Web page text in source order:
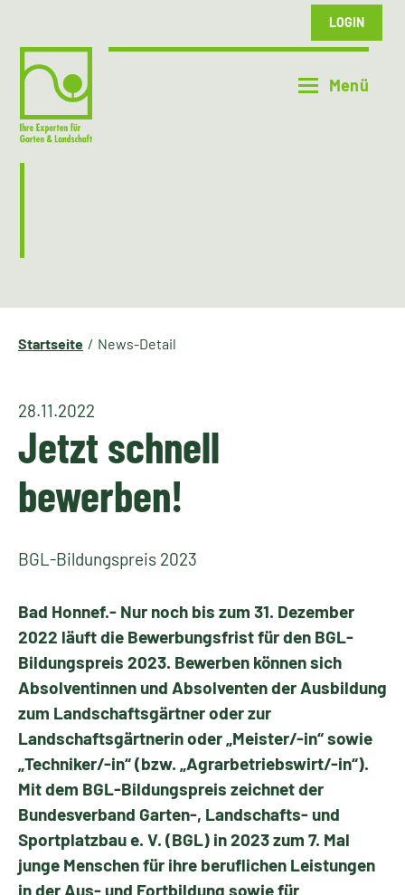
LOGIN
Startseite News-Detail
28.11.2022
Jetzt schnell
bewerben!
BGL-Bildungspreis 2023
Bad Honnef.- Nur noch bis zum 31. Dezember
2022 läuft die Bewerbungsfrist für den BGL-
Bildungspreis 2023. Bewerben können sich
Absolventinnen und Absolventen der Ausbildung
zum Landschaftsgärtner oder zur
Landschaftsgärtnerin oder „Meister/-in“ sowie
„Techniker/-in“ (bzw. „Agrarbetriebswirt/-in“).
Mit dem BGL-Bildungspreis zeichnet der
Bundesverband Garten-, Landschafts- und
Sportplatzbau e. V. (BGL) in 2023 zum 7. Mal
junge Menschen für ihre beruflichen Leistungen
in der Aus- und Fortbildung sowie für